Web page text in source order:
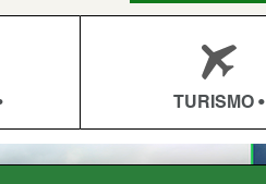
TURISMO •